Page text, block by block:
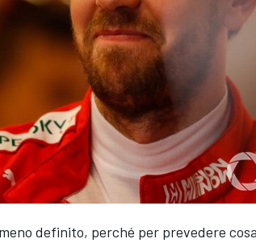
definito, perché per prevedere